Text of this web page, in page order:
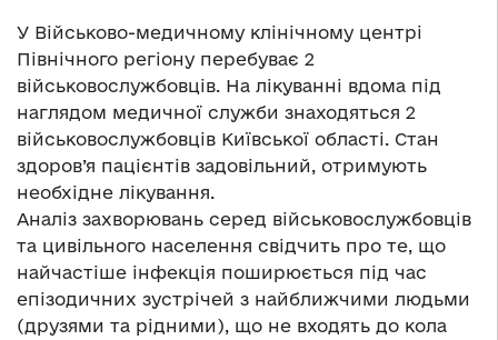
У Військово-медичному клінічному центрі
Північного регіону перебуває 2
військовослужбовців. На лікуванні вдома під
наглядом медичної служби знаходяться 2
військовослужбовців Київської області. Стан
здоров’я пацієнтів задовільний, отримують
необхідне лікування.
Аналіз захворювань серед військовослужбовців
та цивільного населення свідчить про те, що
найчастіше інфекція поширюється під час
епізодичних зустрічей з найближчими людьми
(друзями та рідними), що не входять до кола